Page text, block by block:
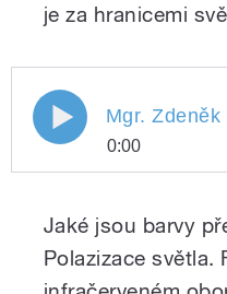
je za hranicemi
Mgr. Zdeněk
Co je světlo?
Mgr.
0:00
praxi.
Jaké jsou barvy
Polazizace světla.